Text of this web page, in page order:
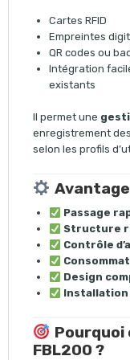
Cartes RFID
Empreintes
QR codes ou
Intégration
existants
Il permet une
enregistrement
selon les profils
Passage
Structure
Contrôle
Design
Pourquoi
FBL200 ?